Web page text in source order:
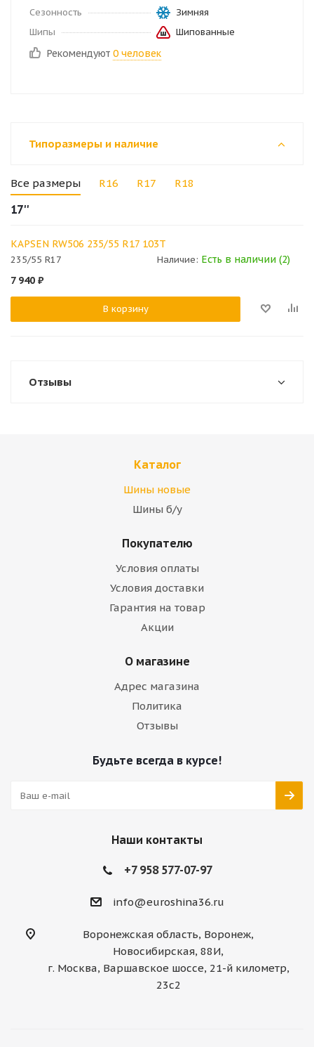
Сезонность
Зимняя
Шипы
Шипованные
Рекомендуют 0 человек
Типоразмеры и наличие
Все размеры R16 R17 R18
17''
KAPSEN RW506 235/55 R17 103T
235/55 R17 Наличие: Есть в наличии (2)
7 940 ₽
В корзину
Отзывы
Каталог
Шины новые
Шины б/у
Покупателю
Условия оплаты
Условия доставки
Гарантия на товар
Акции
О магазине
Адрес магазина
Политика
Отзывы
Будьте всегда в курсе!
Наши контакты
+7 958 577-07-97
info@euroshina36.ru
Воронежская область, Воронеж,
Новосибирская, 88И,
г. Москва, Варшавское шоссе, 21-й километр,
23с2